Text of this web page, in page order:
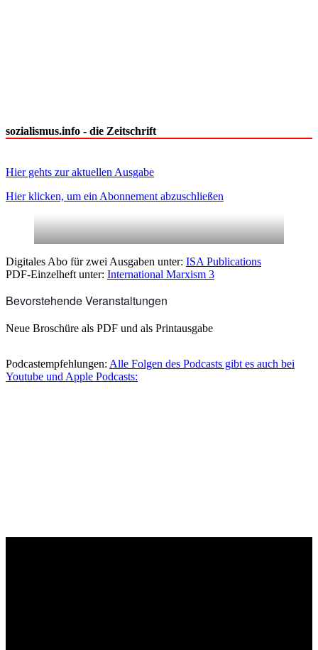
sozialismus.info - die Zeitschrift
Hier gehts zur aktuellen Ausgabe
Hier klicken, um ein Abonnement abzuschließen
Digitales Abo für zwei Ausgaben unter: ISA Publications
PDF-Einzelheft unter: International Marxism 3
Bevorstehende Veranstaltungen
Neue Broschüre als PDF und als Printausgabe
Podcastempfehlungen: Alle Folgen des Podcasts gibt es auch bei
Youtube und Apple Podcasts: